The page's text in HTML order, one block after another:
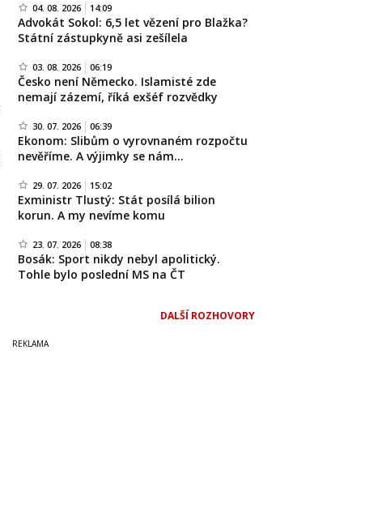
04. 08. 2026 14:09
Advokát Sokol: 6,5 let vězení pro Blažka?
Státní zástupkyně asi zešílela
03. 08. 2026 06:19
Česko není Německo. Islamisté zde
nemají zázemí, říká exšéf rozvědky
30. 07. 2026 06:39
Ekonom: Slibům o vyrovnaném rozpočtu
nevěříme. A výjimky se nám…
29. 07. 2026 15:02
Exministr Tlustý: Stát posílá bilion
korun. A my nevíme komu
23. 07. 2026 08:38
Bosák: Sport nikdy nebyl apolitický.
Tohle bylo poslední MS na ČT
DALŠÍ ROZHOVORY